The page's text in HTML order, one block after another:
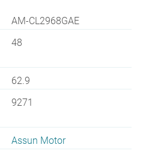
AM-CL2968GAE
48
62.9
9271
Assun Motor